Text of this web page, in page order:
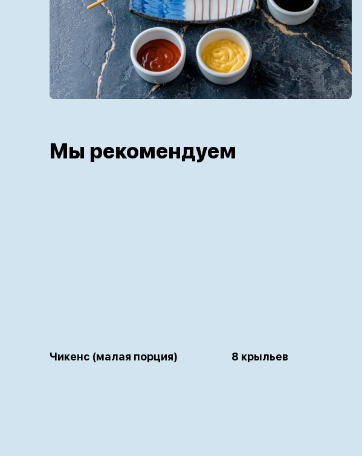
Мы рекомендуем
Чикенс (малая порция) 8 крыльев